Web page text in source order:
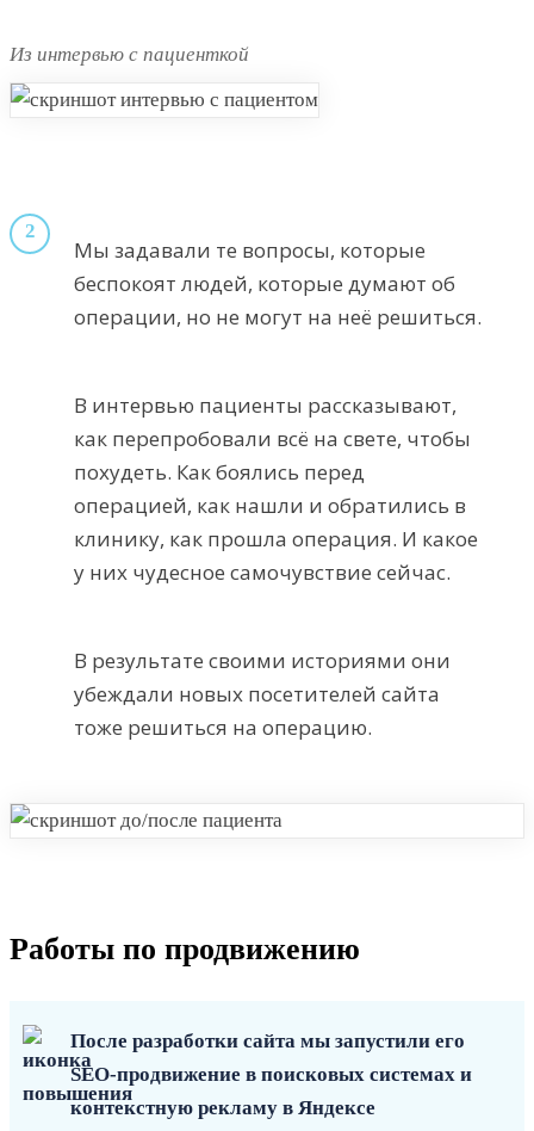
Из интервью с пациенткой
2
Мы задавали те вопросы, которые
беспокоят людей, которые думают об
операции, но не могут на неё решиться.
В интервью пациенты рассказывают,
как перепробовали всё на свете, чтобы
похудеть. Как боялись перед
операцией, как нашли и обратились в
клинику, как прошла операция. И какое
у них чудесное самочувствие сейчас.
В результате своими историями они
убеждали новых посетителей сайта
тоже решиться на операцию.
Работы по продвижению
После разработки сайта мы запустили его
SEO-продвижение в поисковых системах и
контекстную рекламу в Яндексе